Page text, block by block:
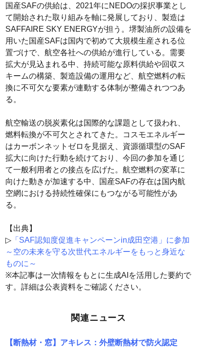
国産SAFの供給は、2021年にNEDOの採択事業とし
て開始された取り組みを軸に発展しており、製造は
SAFFAIRE SKY ENERGYが担う。堺製油所の設備を
用いた国産SAFは国内で初めて大規模生産される位
置づけで、航空各社への供給が進行している。需要
拡大が見込まれる中、持続可能な原料供給や回収ス
キームの構築、製造設備の運用など、航空燃料の転
換に不可欠な要素が連動する体制が整備されつつあ
る。
航空輸送の脱炭素化は国際的な課題として扱われ、
燃料転換が不可欠とされてきた。コスモエネルギー
はカーボンネットゼロを見据え、資源循環型のSAF
拡大に向けた行動を続けており、今回の参加を通じ
て一般利用者との接点を広げた。航空燃料の変革に
向けた動きが加速する中、国産SAFの存在は国内航
空網における持続性確保にもつながる可能性があ
る。
【出典】
▷「SAF認知度促進キャンペーンin成田空港」に参加
～空の未来を守る次世代エネルギーをもっと身近な
ものに～
※本記事は一次情報をもとに生成AIを活用した要約で
す。詳細は公表資料をご確認ください。
関連ニュース
【断熱材・窓】アキレス：外壁断熱材で防火認定